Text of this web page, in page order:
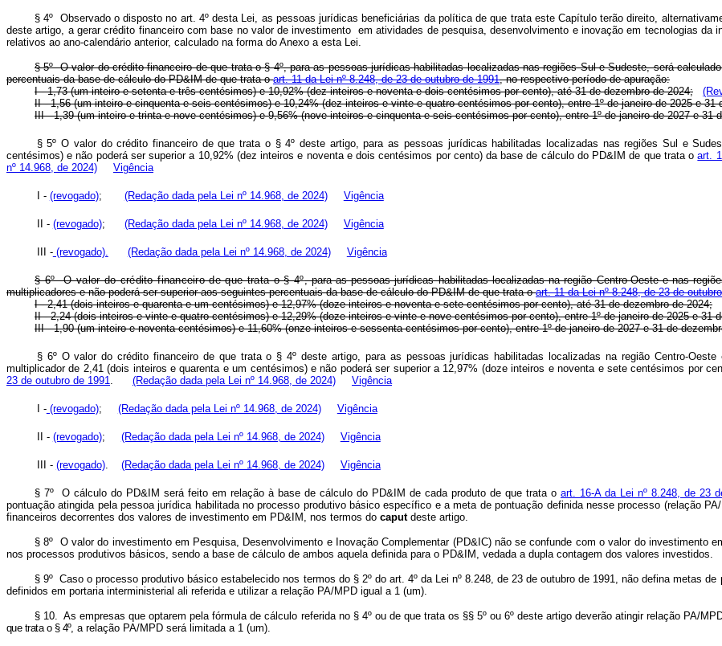
§ 4º Observado o disposto no art. 4º desta Lei, as pessoas jurídicas beneficiárias da política de que trata este Capítulo terão direito,
deste artigo, a gerar crédito financeiro com base no valor de investimento em atividades de pesquisa, desenvolvimento e inovação em tecnologias da
relativos ao ano-calendário anterior, calculado na forma do Anexo a esta Lei.
§ 5º O valor do crédito financeiro de que trata o § 4º, para as pessoas jurídicas habilitadas localizadas nas regiões Sul e Sudeste, será
percentuais da base de cálculo do PD&IM de que trata oart. 11 da Lei nº 8.248, de 23 de outubro de 1991, no respectivo período de apuração:
I - 1,73 (um inteiro e setenta e três centésimos) e 10,92% (dez inteiros e noventa e dois centésimos por cento), até 31 de dezembro de 2024;
II - 1,56 (um inteiro e cinquenta e seis centésimos) e 10,24% (dez inteiros e vinte e quatro centésimos por cento), entre 1º de janeiro de 2025 e 31
III - 1,39 (um inteiro e trinta e nove centésimos) e 9,56% (nove inteiros e cinquenta e seis centésimos por cento), entre 1º de janeiro de 2027 e 31
§ 5º O valor do crédito financeiro de que trata o § 4º deste artigo, para as pessoas jurídicas habilitadas localizadas nas regiões Sul e
centésimos) e não poderá ser superior a 10,92% (dez inteiros e noventa e dois centésimos por cento) da base de cálculo do PD&IM de que trata oart.
nº 14.968, de 2024)
Vigência
I - (revogado); (Redação dada pela Lei nº 14.968, de 2024) Vigência
II - (revogado); (Redação dada pela Lei nº 14.968, de 2024) Vigência
III -(revogado). (Redação dada pela Lei nº 14.968, de 2024) Vigência
§ 6º O valor do crédito financeiro de que trata o § 4º, para as pessoas jurídicas habilitadas localizadas na região Centro-Oeste e nas
multiplicadores e não poderá ser superior aos seguintes percentuais da base de cálculo do PD&IM de que trata oart. 11 da Lei nº 8.248, de 23 de
I - 2,41 (dois inteiros e quarenta e um centésimos) e 12,97% (doze inteiros e noventa e sete centésimos por cento), até 31 de dezembro de 2024;
II - 2,24 (dois inteiros e vinte e quatro centésimos) e 12,29% (doze inteiros e vinte e nove centésimos por cento), entre 1º de janeiro de 2025 e 31
III - 1,90 (um inteiro e noventa centésimos) e 11,60% (onze inteiros e sessenta centésimos por cento), entre 1º de janeiro de 2027 e 31 de
§ 6º O valor do crédito financeiro de que trata o § 4º deste artigo, para as pessoas jurídicas habilitadas localizadas na região Centro-
multiplicador de 2,41 (dois inteiros e quarenta e um centésimos) e não poderá ser superior a 12,97% (doze inteiros e noventa e sete centésimos por
23 de outubro de 1991. (Redação dada pela Lei nº 14.968, de 2024) Vigência
I -(revogado); (Redação dada pela Lei nº 14.968, de 2024) Vigência
II - (revogado); (Redação dada pela Lei nº 14.968, de 2024) Vigência
III - (revogado). (Redação dada pela Lei nº 14.968, de 2024) Vigência
§ 7º O cálculo do PD&IM será feito em relação à base de cálculo do PD&IM de cada produto de que trata o art. 16-A da Lei nº 8.248, de 23
pontuação atingida pela pessoa jurídica habilitada no processo produtivo básico específico e a meta de pontuação definida nesse processo (relação
financeiros decorrentes dos valores de investimento em PD&IM, nos termos do caputdeste artigo.
§ 8º O valor do investimento em Pesquisa, Desenvolvimento e Inovação Complementar (PD&IC) não se confunde com o valor do investimento
nos processos produtivos básicos, sendo a base de cálculo de ambos aquela definida para o PD&IM, vedada a dupla contagem dos valores investidos.
§ 9º Caso o processo produtivo básico estabelecido nos termos do § 2º do art. 4º da Lei nº 8.248, de 23 de outubro de 1991, não defina metas
definidos em portaria interministerial ali referida e utilizar a relação PA/MPD igual a 1 (um).
§ 10. As empresas que optarem pela fórmula de cálculo referida no § 4º ou de que trata os §§ 5º ou 6º deste artigo deverão atingir relação PA/
que trata o § 4º, a relação PA/MPD será limitada a 1 (um).